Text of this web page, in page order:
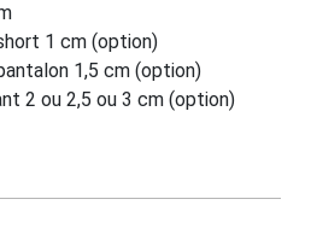
1 cm (option)
1,5 cm (option)
2 ou 2,5 ou 3 cm (option)